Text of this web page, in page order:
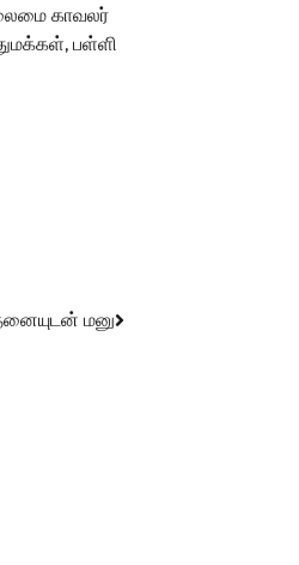
காவலர்
பள்ளி
மனு